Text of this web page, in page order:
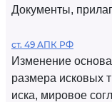
Документы,
ст. 49 АПК РФ
Изменение
размера исковых
иска, мировое